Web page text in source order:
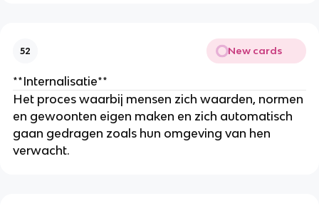
52 New cards
**Internalisatie**
Het proces waarbij mensen zich waarden, normen
en gewoonten eigen maken en zich automatisch
gaan gedragen zoals hun omgeving van hen
verwacht.